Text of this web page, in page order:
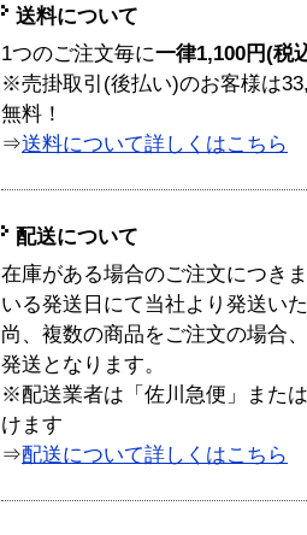
送料について
1つのご注文毎に一律1,100円(税
※売掛取引(後払い)のお客様は
無料！
⇒送料について詳しくはこちら
配送について
在庫がある場合のご注文につき
いる発送日にて当社より発送い
尚、複数の商品をご注文の場合
発送となります。
※配送業者は「佐川急便」また
けます
⇒配送について詳しくはこちら